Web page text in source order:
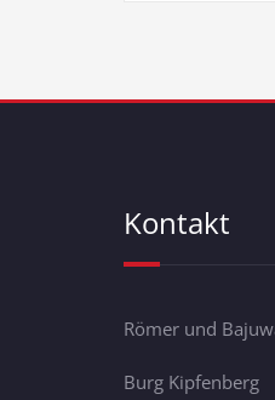
Kontakt
Römer und
Burg Kipfenberg